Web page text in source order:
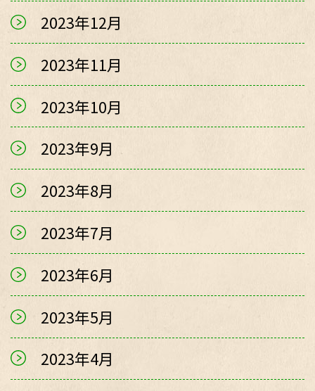
2023年12月
2023年11月
2023年10月
2023年9月
2023年8月
2023年7月
2023年6月
2023年5月
2023年4月